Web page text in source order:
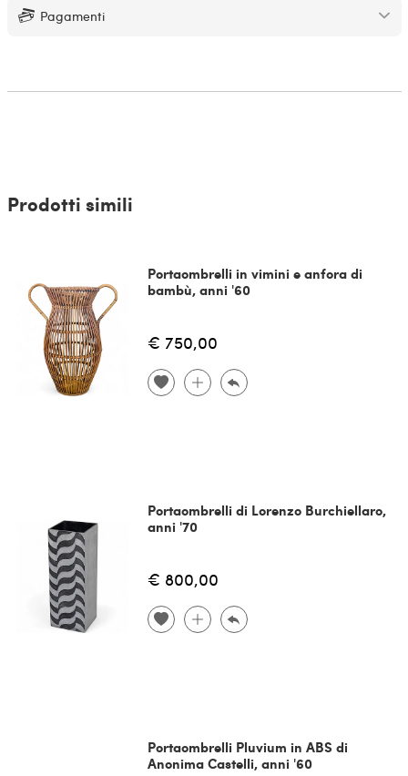
Pagamenti
Prodotti simili
Portaombrelli in vimini e anfora di
bambù, anni '60
€ 750,00
Portaombrelli di Lorenzo Burchiellaro,
anni '70
€ 800,00
Portaombrelli Pluvium in ABS di
Anonima Castelli, anni '60